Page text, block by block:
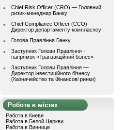
Chief Risk Officer (CRO) — Головний
ризик-менеджер Банку
Chief Compliance Officer (CCO) —
Директор департаменту комплаєнсу
Голова Правління Банку
Заступник Голови Правління -
напрямок «Транзакційний бізнес»
Заступник Голови Правління —
Директор інвестиційного бізнесу
(Казначейство та Фінансові ринки)
Робота в містах
Работа в Киеве
Работа в Белой Церкви
Работа в Виннице